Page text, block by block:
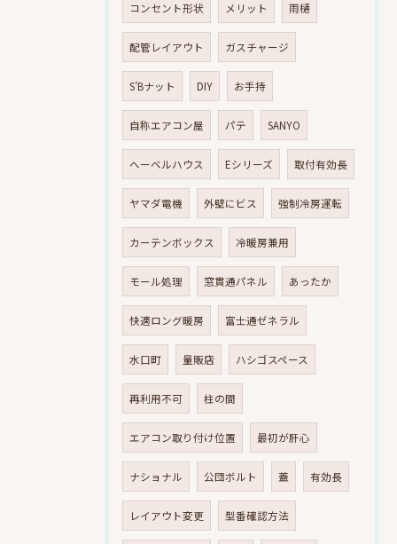
コンセント形状 メリット 雨樋
配管レイアウト ガスチャージ
S’Bナット DIY お手持
自称エアコン屋 パテ SANYO
へーベルハウス Eシリーズ 取付有効長
ヤマダ電機 外壁にビス 強制冷房運転
カーテンボックス 冷暖房兼用
モール処理 窓貫通パネル あったか
快適ロング暖房 富士通ゼネラル
水口町 量販店 ハシゴスペース
再利用不可 柱の間
エアコン取り付け位置 最初が肝心
ナショナル 公団ボルト 蓋 有効長
レイアウト変更 型番確認方法